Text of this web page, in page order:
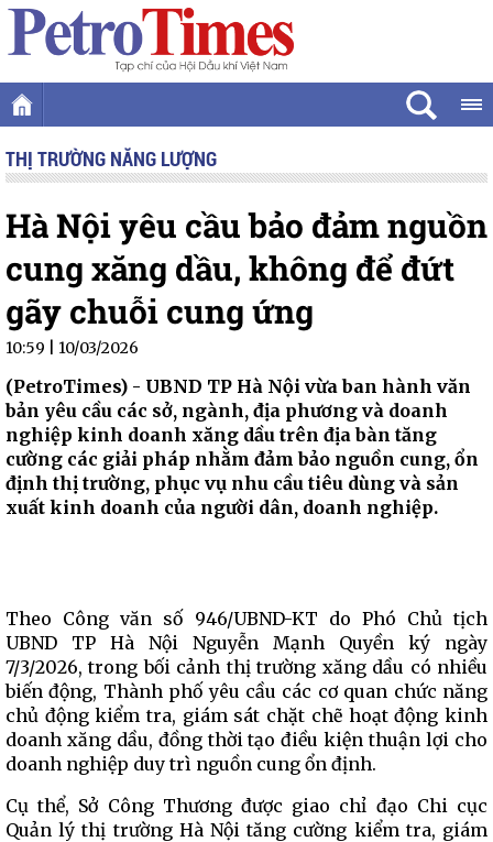
THỊ TRƯỜNG NĂNG LƯỢNG
Hà Nội yêu cầu bảo đảm nguồn
cung xăng dầu, không để đứt
gãy chuỗi cung ứng
10:59 | 10/03/2026
(PetroTimes) - UBND TP Hà Nội vừa ban hành văn
bản yêu cầu các sở, ngành, địa phương và doanh
nghiệp kinh doanh xăng dầu trên địa bàn tăng
cường các giải pháp nhằm đảm bảo nguồn cung, ổn
định thị trường, phục vụ nhu cầu tiêu dùng và sản
xuất kinh doanh của người dân, doanh nghiệp.
Theo Công văn số 946/UBND-KT do Phó Chủ tịch
UBND TP Hà Nội Nguyễn Mạnh Quyền ký ngày
7/3/2026, trong bối cảnh thị trường xăng dầu có nhiều
biến động, Thành phố yêu cầu các cơ quan chức năng
chủ động kiểm tra, giám sát chặt chẽ hoạt động kinh
doanh xăng dầu, đồng thời tạo điều kiện thuận lợi cho
doanh nghiệp duy trì nguồn cung ổn định.
Cụ thể, Sở Công Thương được giao chỉ đạo Chi cục
Quản lý thị trường Hà Nội tăng cường kiểm tra, giám